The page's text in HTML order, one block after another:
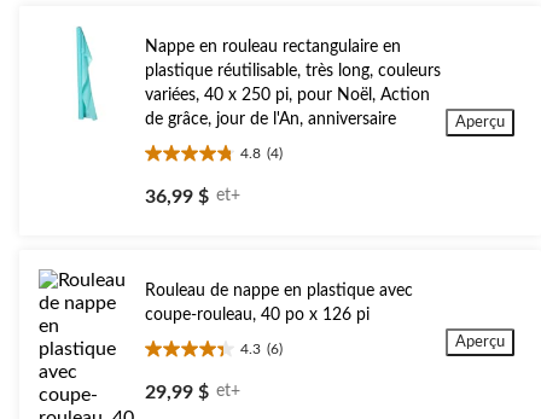
Nappe en rouleau rectangulaire en
plastique réutilisable, très long, couleurs
variées, 40 x 250 pi, pour Noël, Action
de grâce, jour de l'An, anniversaire
4.8 (4)
4.8
étoile(s)
sur
36,99 $ et+
Aperçu
Rouleau de nappe en plastique avec
coupe-rouleau, 40 po x 126 pi
4.3 (6)
4.3
étoile(s)
sur
29,99 $ et+
Aperçu